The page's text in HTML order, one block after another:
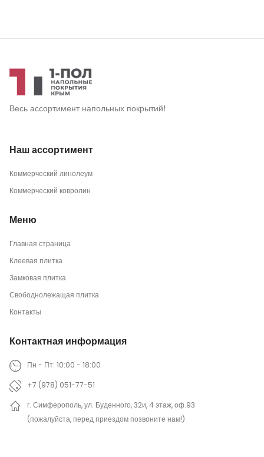
Весь ассортимент напольных покрытий!
Наш ассортимент
Коммерческий линолеум
Коммерческий ковролин
Меню
Главная страница
Клеевая плитка
Замковая плитка
Свободнолежащая плитка
Контакты
Контактная информация
Пн - Пт: 10:00 - 18:00
+7 (978) 051-77-51
г. Симферополь, ул. Буденного, 32и, 4 этаж, оф.93
(пожалуйста, перед приездом позвоните нам!)